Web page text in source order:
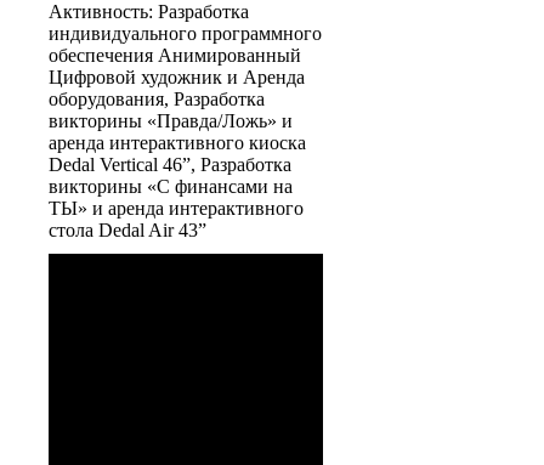
Активность: Разработка
индивидуального программного
обеспечения Анимированный
Цифровой художник и Аренда
оборудования, Разработка
викторины «Правда/Ложь» и
аренда интерактивного киоска
Dedal Vertical 46”, Разработка
викторины «С финансами на
ТЫ» и аренда интерактивного
стола Dedal Air 43”